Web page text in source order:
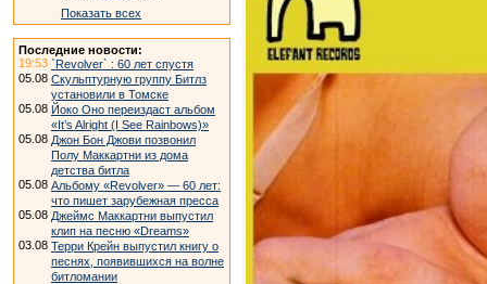
Показать всех
Последние новости:
19:53 `Revolver` : 60 лет спустя
05.08 Скульптурную группу Битлз
установили в Томске
05.08 Йоко Оно переиздаст альбом
«It’s Alright (I See Rainbows)»
05.08 Джон Бон Джови позвонил
Полу Маккартни из дома
детства битла
05.08 Альбому «Revolver» — 60 лет:
что пишет зарубежная пресса
05.08 Джеймс Маккартни выпустил
клип на песню «Dreams»
03.08 Терри Крейн выпустил книгу о
песнях, появившихся на волне
битломании